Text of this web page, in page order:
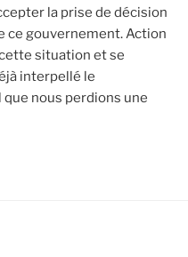
la prise de décision
ce gouvernement. Action
situation et se
interpellé le
nous perdions une